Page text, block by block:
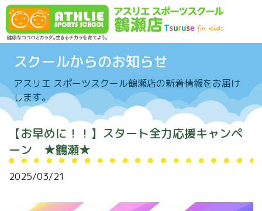
Skip to content
スクールからのお知らせ
アスリエ スポーツスクール鶴瀬店の新着情報をお届け
します。
【お早めに！！】スタート全力応援キャンペ
ーン ★鶴瀬★
2025/03/21